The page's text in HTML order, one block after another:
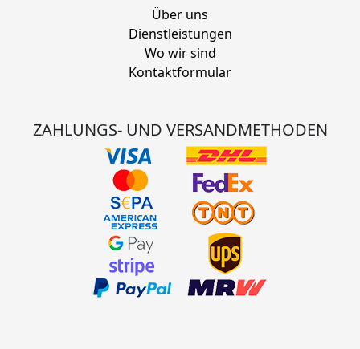
Über uns
Dienstleistungen
Wo wir sind
Kontaktformular
ZAHLUNGS- UND VERSANDMETHODEN